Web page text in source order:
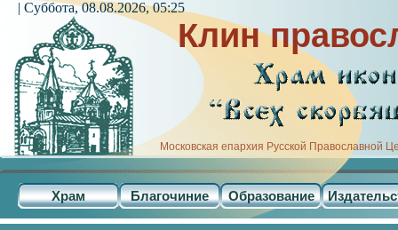
Клин
Московская епархия Русской Православной
Храм Благочиние Образование
| Суббота, 08.08.2026, 05:25